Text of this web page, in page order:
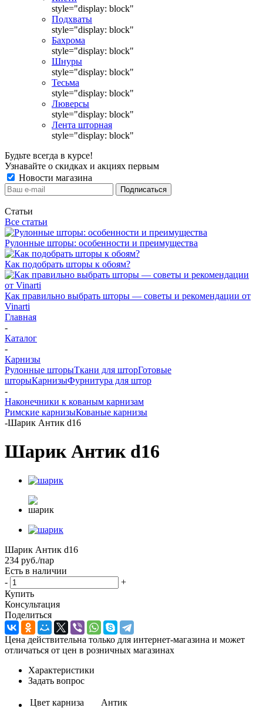
style="display: block"
Подхваты
style="display: block"
Бахрома
style="display: block"
Шнуры
style="display: block"
Тесьма
style="display: block"
Люверсы
style="display: block"
Лента шторная
style="display: block"
Будьте всегда в курсе!
Узнавайте о скидках и акциях первым
Новости магазина
Статьи
Все статьи
Рулонные шторы: особенности и преимущества
Как подобрать шторы к обоям?
Как правильно выбрать шторы — советы и рекомендации от
Vinarti
Главная
-
Каталог
-
Карнизы
Рулонные шторыТкани для шторГотовые
шторыКарнизыФурнитура для штор
-
Наконечники к кованым карнизам
Римские карнизыКованые карнизы
-Шарик Антик d16
Шарик Антик d16
Шарик Антик d16
234 руб./пар
Есть в наличии
-
+
Купить
Консультация
Поделиться
Цена действительна только для интернет-магазина и может
отличаться от цен в розничных магазинах
Характеристики
Задать вопрос
Цвет карниза
Антик